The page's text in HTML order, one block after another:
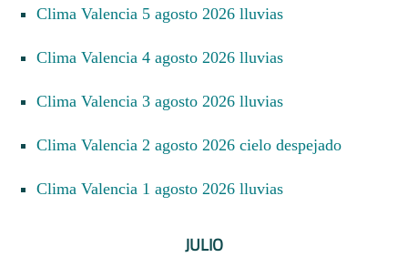
Clima Valencia 5 agosto 2026 lluvias
Clima Valencia 4 agosto 2026 lluvias
Clima Valencia 3 agosto 2026 lluvias
Clima Valencia 2 agosto 2026 cielo despejado
Clima Valencia 1 agosto 2026 lluvias
JULIO